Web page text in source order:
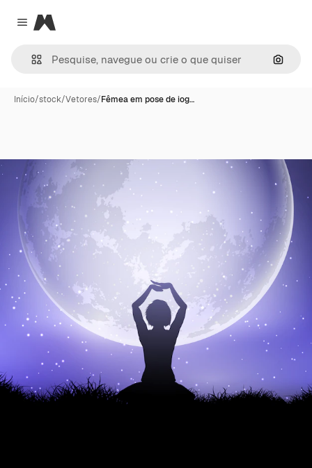
Close menu
Magnific
Início/stock/Vetores/Fêmea em pose de iog…